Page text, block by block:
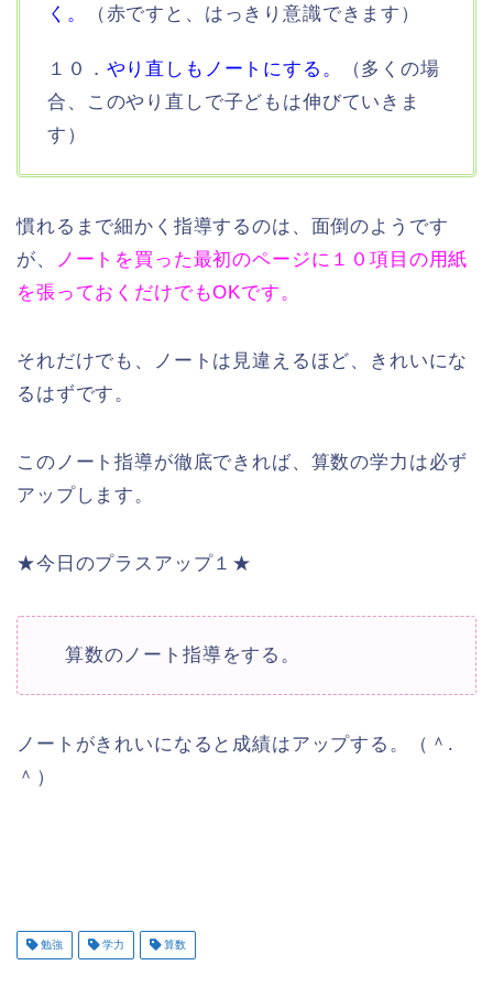
く。 （赤ですと、はっきり意識できます）
１０． やり直しもノートにする。
（多くの場
合、このやり直しで子どもは伸びていきま
す）
慣れるまで細かく指導するのは、面倒のようです
が、
ノートを買った最初のページに１０項目の用紙
を張っておくだけでもOKです。
それだけでも、ノートは見違えるほど、きれいにな
るはずです。
このノート指導が徹底できれば、算数の学力は必ず
アップします。
★今日のプラスアップ１★
算数のノート指導をする。
ノートがきれいになると成績はアップする。（＾.
＾）
勉強 学力 算数